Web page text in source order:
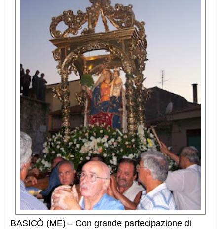
BASICÒ (ME) – Con grande partecipazione di